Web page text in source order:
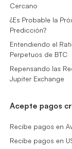
Cercano
¿Es Probable la
Predicción?
Entendiendo el
Perpetuos de BTC
Repensando las
Jupiter Exchange
Acepte pagos
Recibe pagos en
Recibe pagos en